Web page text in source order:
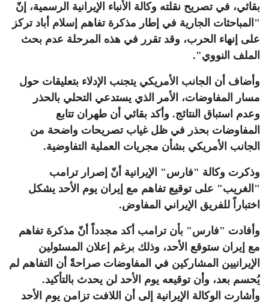
بقائي، في تصريح نقلته وكالة الأنباء الإيرانية الرسمية، إنّ
"المباحثات الجارية في إطار مذكرة تفاهم إسلام أباد تركز
على إنهاء الحرب، وقد تقرر في هذه المرحلة عدم بحث
الملف النووي".
وأضاف أن الجانب الأمريكي يتجنب الإدلاء بتعليقات حول
مسار المفاوضات، الأمر الذي يستدعي التحلي بالحذر
وعدم استباق النتائج. وأكد بقائي أن طهران تتابع
المفاوضات بحذر في ظل غياب تصريحات واضحة من
الجانب الأمريكي بشأن مجريات العملية التفاوضية.
وذكرت وكالة "فارس" الإيرانية أنّ إصرار ترامب
"الغريب" على توقيع تفاهم مع إيران يوم الأحد يشكل
اختباراً للفريق الإيراني المفاوض.
وأفادت "فارس" بأن ترامب أكد مجدداً أنّ مذكرة تفاهم
مع إيران ستوقع الأحد، وذلك برغم إعلان المسئولين
الإيرانيين المشاركين في المفاوضات صراحةً أن التفاهم لم
يُحسم بعد، وأن توقيعه يوم الأحد لن يحدث بالتأكيد.
وأشارت الوكالة الإيرانية إلى أن اللافت تزامن يوم الأحد